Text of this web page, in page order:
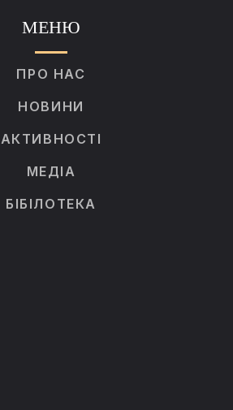
МЕНЮ
ПРО НАС
НОВИНИ
АКТИВНОСТІ
МЕДІА
БІБІЛОТЕКА